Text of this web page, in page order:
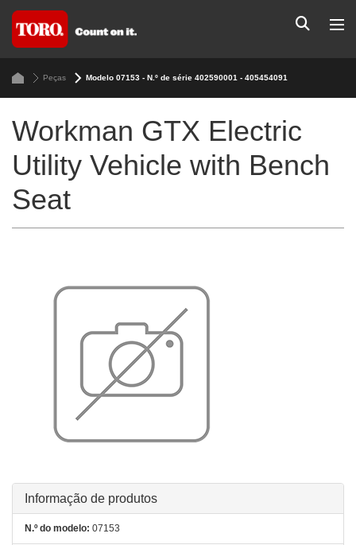
Peças Modelo 07153 - N.º de série 402590001 - 405454091
Workman GTX Electric
Utility Vehicle with Bench
Seat
Informação de produtos
N.º do modelo: 07153